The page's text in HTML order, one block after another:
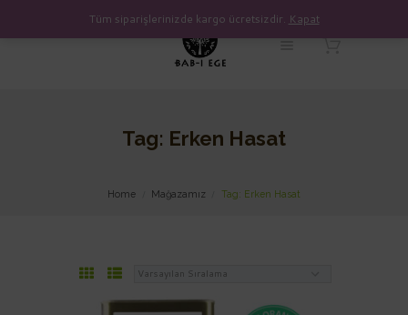
Tag: Erken Hasat
Home Mağazamız Tag: Erken Hasat
Tüm siparişlerinizde kargo ücretsizdir. Kapat